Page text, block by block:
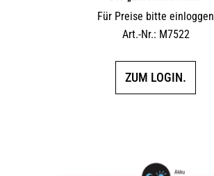
Für Preise bitte einloggen
Art.-Nr.: M7522
ZUM LOGIN.